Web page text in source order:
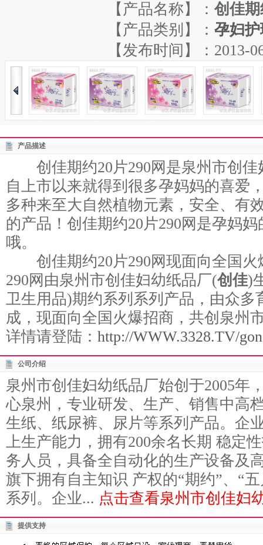
【产品名称】： 创佳期
【产品类别】： 孕妇
【发布时间】：2013-
产品描述
创佳期约20片290网是泉州市创佳
自上市以来就得到很多孕妈妈的喜爱
多种来至大自然植物元素，安全、有
的产品！创佳期约20片290网是孕妈
哦。
创佳期约20片290网现面向全国火
290网由泉州市创佳妇幼纸品厂(创佳)
卫生用品)期约系列系列产品，由众多
成，现面向全国火爆招商，共创泉州
详情请登陆： http://WWW.3328.TV/
公司介绍
泉州市创佳妇幼纸品厂始创于2005年
心泉州，专业研发、生产、销售中高
生纸、纸尿裤、尿片等系列产品。企
上生产能力，拥有200余名长期 稳定
务人员，具备全自动化的生产设备及
旗下拥有自主知识 产权的“期约”、“
系列。企业... 点击查看泉州市创佳妇
提供支持